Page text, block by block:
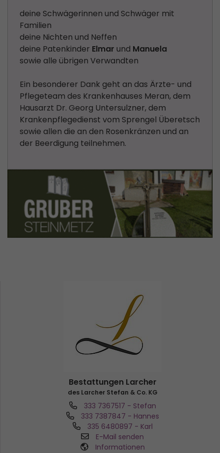
deine Schwägerinnen und Schwäger mit
Familien
deine Nichten und Neffen
deine Patenkinder Elmar und Manuela
sowie alle übrigen Verwandten
Ein besonderer Dank geht an das Ärzte- und
Pflegeteam des Krankenhauses Meran, dem
Hausarzt Dr. Georg Untersulzner, dem
Krankenpflegedienst vom Sprengel Überetsch
sowie allen die an den Rosenkränzen und an
der Beerdigung teilnehmen.
Bestattungen Larcher
des Larcher Stefan & Co. KG
333 7367517 - Stefan
333 7387847 - Hannes
335 6480897 - Karl
E-Mail senden
Informationen